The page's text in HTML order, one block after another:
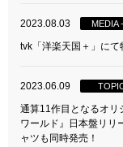
2023.08.03 MEDIA
tvk「洋楽天国＋」にて
2023.06.09
通算11作目となるオリ
ワールド』日本盤リリ
ャツも同時発売！